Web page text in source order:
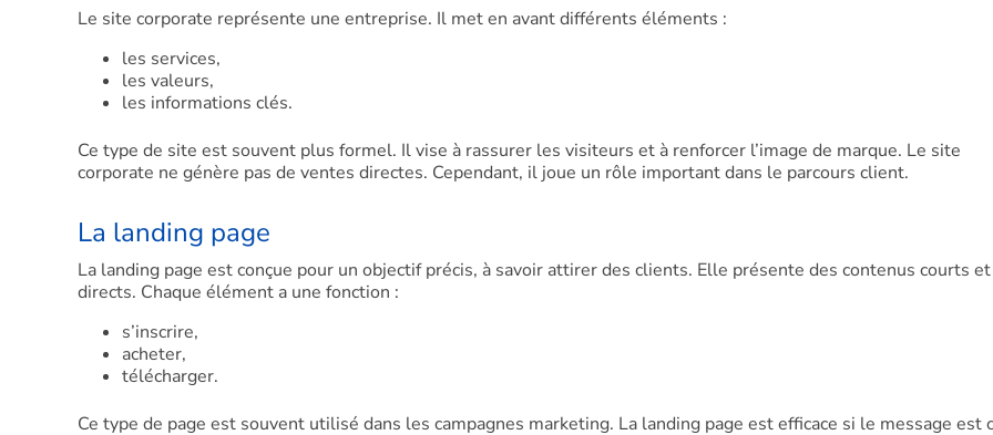
Le site corporate représente une entreprise. Il met en avant différents éléments :
les services,
les valeurs,
les informations clés.
Ce type de site est souvent plus formel. Il vise à rassurer les visiteurs et à renforcer l’image de marque. Le site
corporate ne génère pas de ventes directes. Cependant, il joue un rôle important dans le parcours client.
La landing page
La landing page est conçue pour un objectif précis, à savoir attirer des clients. Elle présente des contenus courts et
directs. Chaque élément a une fonction :
s’inscrire,
acheter,
télécharger.
Ce type de page est souvent utilisé dans les campagnes marketing. La landing page est efficace si le message est